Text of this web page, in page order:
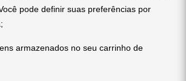
pode definir suas preferências por
armazenados no seu carrinho de